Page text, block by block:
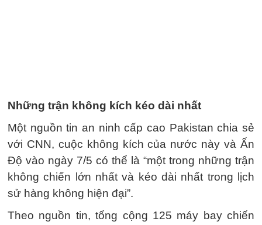
Những trận không kích kéo dài nhất
Một nguồn tin an ninh cấp cao Pakistan chia sẻ
với CNN, cuộc không kích của nước này và Ấn
Độ vào ngày 7/5 có thể là “một trong những trận
không chiến lớn nhất và kéo dài nhất trong lịch
sử hàng không hiện đại”.
Theo nguồn tin, tổng cộng 125 máy bay chiến